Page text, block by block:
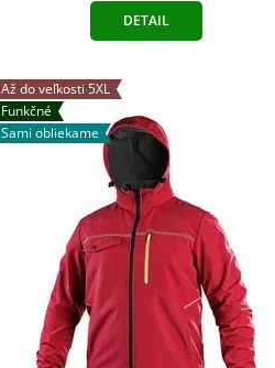
DETAIL
Až do veľkosti 5XL
Funkčné
Sami obliekame